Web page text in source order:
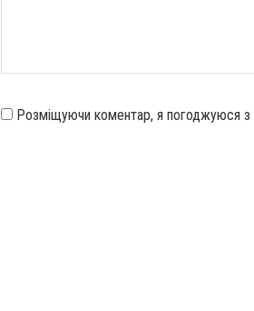
Розміщуючи коментар, я погоджуюся з